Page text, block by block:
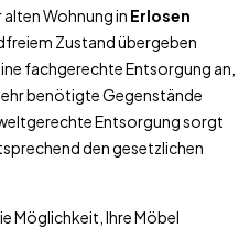
alten Wohnung in Erlosen
Zustand übergeben
fachgerechte Entsorgung an,
benötigte Gegenstände
Entsorgung sorgt
den gesetzlichen
Möglichkeit, Ihre Möbel